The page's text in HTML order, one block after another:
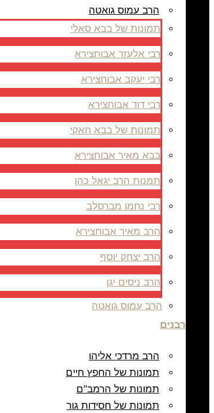
הרב עמוס גואטה
תמונות של בבא סאלי
רבי אלעזר אבוחצירא
רבי יעקב אבוחצירא
רבי דוד אבוחצירא
תמונות של בבא חאקי
בבא מאיר אבוחצירא
תמנות הרב יגאל כהן
רבי נחמן מברסלב
הרב מאיר אבוחצירא
הרב יצחק יוסף
הרב ניסים יגן
הרב עמוס גואטה
רבנים
הרב מרדכי אליהו
תמונות של החפץ חיים
תמונות של הרמב"ם
תמונות של חסידות גור